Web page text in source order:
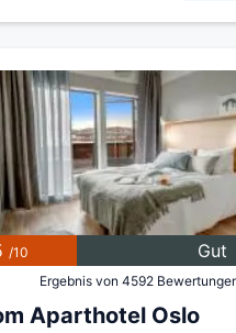
/10 Gut
Ergebnis von 4592
Aparthotel Oslo